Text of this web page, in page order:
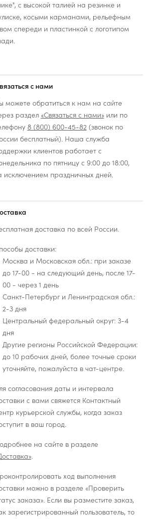
с высокой талией на резинке и
косыми карманами, рельефным
спереди и пластинкой с логотипом
с нами
можете обратиться к нам на сайте
раздел «Связаться с нами»или по
8 (800) 600-45-82(звонок по
бесплатный). Наша служба
клиентов работает с
по пятницу с 9:00 до 18:00,
исключением праздничных дней.
доставка по всей России.
доставки:
Москва и Московская обл.: при заказе
до 17-00 - на следующий день, после 17-
00 - через 1 день
Санкт-Петербург и Ленинградская обл.:
2-3 дня
Центральный федеральный округ: 3-4
дня
Другие регионы Российской Федерации:
до 10 рабочих дней, более точные сроки
уточняйте, пожалуйста в чат-центре.
согласования даты и интервала
с вами свяжется Контактный
курьерской службы, когда заказ
в ваш город.
на сайте в разделе
.
ход выполнения
можно в разделе «Проверить
заказа». Если вы разместите заказ,
зарегистрированный пользователь, то